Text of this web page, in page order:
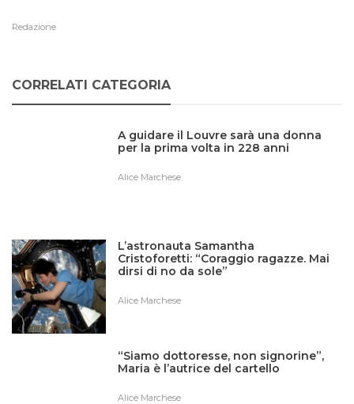
Redazione
CORRELATI CATEGORIA
A guidare il Louvre sarà una donna
per la prima volta in 228 anni
Alice Marchese
L’astronauta Samantha
Cristoforetti: “Coraggio ragazze. Mai
dirsi di no da sole”
Alice Marchese
“Siamo dottoresse, non signorine”,
Maria è l’autrice del cartello
Alice Marchese